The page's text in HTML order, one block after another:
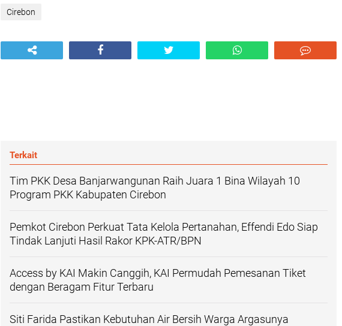
Cirebon
Terkait
Tim PKK Desa Banjarwangunan Raih Juara 1 Bina Wilayah 10
Program PKK Kabupaten Cirebon
Pemkot Cirebon Perkuat Tata Kelola Pertanahan, Effendi Edo Siap
Tindak Lanjuti Hasil Rakor KPK-ATR/BPN
Access by KAI Makin Canggih, KAI Permudah Pemesanan Tiket
dengan Beragam Fitur Terbaru
Siti Farida Pastikan Kebutuhan Air Bersih Warga Argasunya